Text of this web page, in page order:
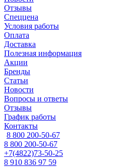
Отзывы
Спеццена
Условия работы
Оплата
Доставка
Полезная информация
Акции
Бренды
Статьи
Новости
Вопросы и ответы
Отзывы
График работы
Контакты
8 800 200-50-67
8 800 200-50-67
+7(4822)73-50-25
8 910 836 97 59